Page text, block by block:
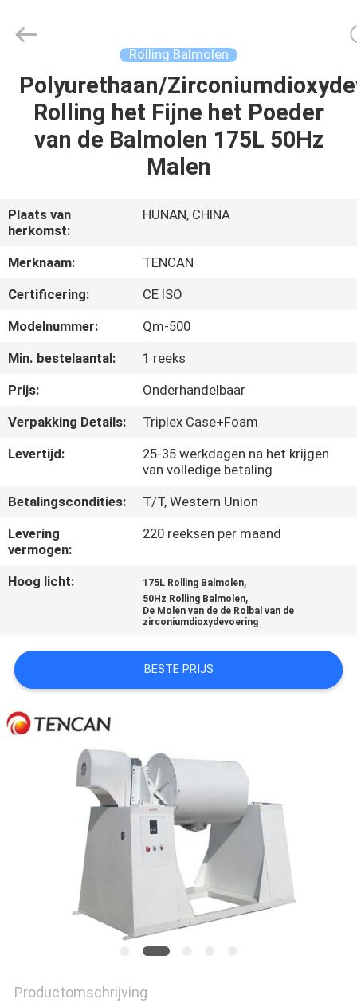
HUIS
PRODUCTEN
ONS
FABRIEKSREIS
KWALITEITSCONTROLE
CONTACTEER
ONS
NIEUWS
BLOG
VERZOEK
OM EEN
SITEMAP
Powder
Technology
Rights
Reserved.
Rolling Balmolen
Polyurethaan/
Rolling het Fijne het Poeder
van de Balmolen 175L 50Hz
Malen
Plaats van
herkomst:
HUNAN, CHINA
Merknaam:
TENCAN
Certificering:
CE ISO
Modelnummer:
Qm-500
Min. bestelaantal:
1 reeks
Prijs:
Onderhandelbaar
Verpakking Details:
Triplex Case+Foam
Levertijd:
25-35 werkdagen na het krijgen
van volledige betaling
Betalingscondities:
T/T, Western Union
Levering
vermogen:
220 reeksen per maand
Hoog licht: 175L Rolling Balmolen,
50Hz Rolling Balmolen,
De Molen van de de Rolbal van de
zirconiumdioxydevoering
BESTE PRIJS
Productomschrijving